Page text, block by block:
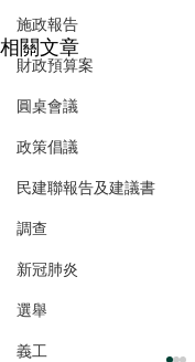
施政報告
財政預算案
圓桌會議
政策倡議
民建聯報告及建議書
調查
新冠肺炎
選舉
義工
相關文章